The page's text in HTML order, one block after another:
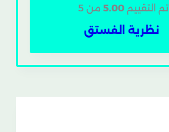
تم التقييم 5.00من 5
نظرية الفستق